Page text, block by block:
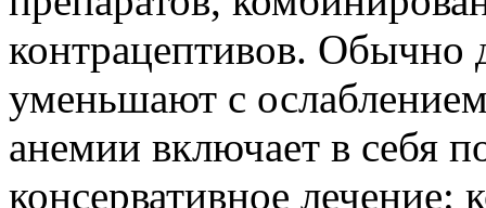
контрацептивов. Обычно
уменьшают с
анемии включает в себя
консервативное